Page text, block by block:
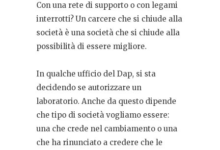
Con una rete di supporto o con legami
interrotti? Un carcere che si chiude alla
società è una società che si chiude alla
possibilità di essere migliore.
In qualche ufficio del Dap, si sta
decidendo se autorizzare un
laboratorio. Anche da questo dipende
che tipo di società vogliamo essere:
una che crede nel cambiamento o una
che ha rinunciato a credere che le